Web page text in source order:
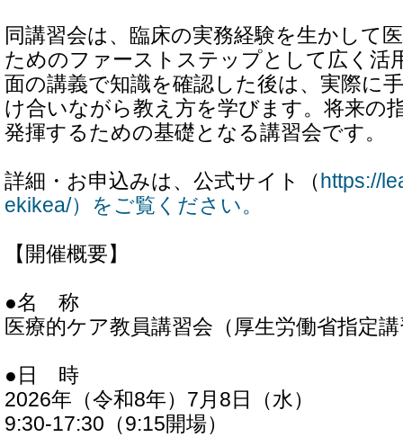
同講習会は、臨床の実務経験を生かして
ためのファーストステップとして広く活
面の講義で知識を確認した後は、実際に
け合いながら教え方を学びます。将来の
発揮するための基礎となる講習会です。
詳細・お申込みは、公式サイト（ https://
ekikea/）をご覧ください。
【開催概要】
●名 称
医療的ケア教員講習会（厚生労働省指定
●日 時
2026年（令和8年）7月8日（水）
9:30-17:30（9:15開場）